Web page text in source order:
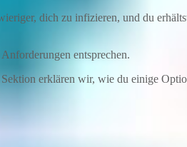
dich zu infizieren, und du
entsprechen.
erklären wir, wie du einige